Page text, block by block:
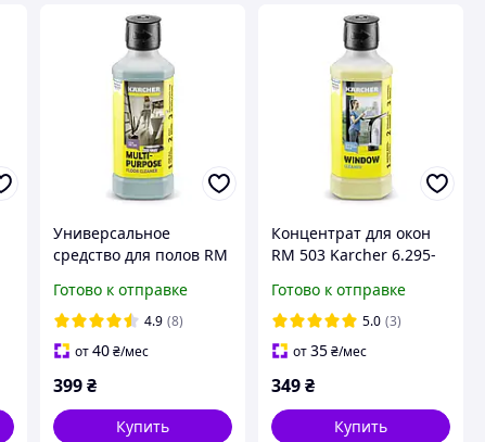
Универсальное
средство для полов RM
Готово к отправке
4.9 (8)
от40 ₴/мес
399 ₴
Купить
Концентрат для окон
RM 503 Karcher 6.295-
Готово к отправке
5.0 (3)
от35₴/мес
349₴
Купить